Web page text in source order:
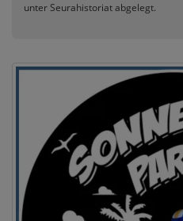
unter Seurahistoriatabgelegt.